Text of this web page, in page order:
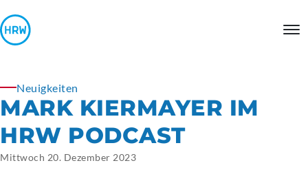
Neuigkeiten
MARK KIERMAYER IM
HRW PODCAST
Mittwoch 20. Dezember 2023